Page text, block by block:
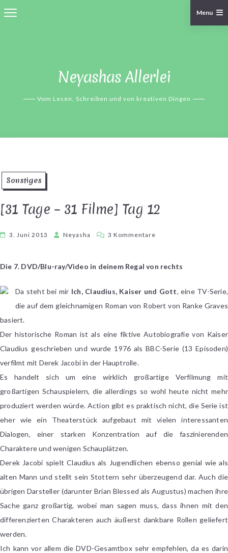
Neyashas Allerlei
Vom Lesen, Schreiben und von kreativen Dingen
Menu
Sonstiges
[31 Tage – 31 Filme] Tag 12
3. Juni 2013 Neyasha 3 Kommentare
–
Filme]
Tag
Die 7. DVD/Blu-ray/Video in deinem Regal von rechts
Da steht bei mir Ich, Claudius, Kaiser und Gott, eine TV-Serie,
die auf dem gleichnamigen Roman von Robert von Ranke Graves
basiert.
Der historische Roman ist als eine fiktive Autobiografie von Kaiser
Claudius geschrieben und wurde 1976 als BBC-Serie (13 Episoden)
verfilmt mit Derek Jacobi in der Hauptrolle.
Es handelt sich um eine wirklich großartige Verfilmung mit
großartigen Schauspielern, die allerdings so wohl heute nicht mehr
produziert werden würde. Action gibt es praktisch nicht, die Serie ist
eher wie ein Theaterstück aufgebaut mit vielen interessanten
Dialogen, einer starken Konzentration auf die faszinierenden
Charaktere und wenigen Schauplätzen.
Derek Jacobi spielt Claudius als Jugendlichen ebenso genial wie als
alten Mann und stellt sein Stottern sehr überzeugend dar. Auch die
übrigen Darsteller (darunter Brian Blessed als Augustus) machen ihre
Sache ganz großartig, wobei man sagen muss, dass ihnen mit den
differenzierten Charakteren auch äußerst dankbare Rollen geliefert
werden.
Ich kann vor allem die DVD-Gesamtbox sehr empfehlen, da es darin